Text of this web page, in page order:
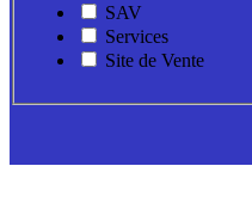
SAV
Services
Site de Vente